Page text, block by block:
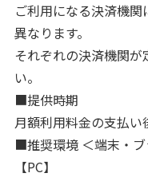
ご利用になる決済機
異なります。
それぞれの決済機関
い。
■提供時期
月額利用料金の支払い
■推奨環境 ＜端末・ブ
【PC】